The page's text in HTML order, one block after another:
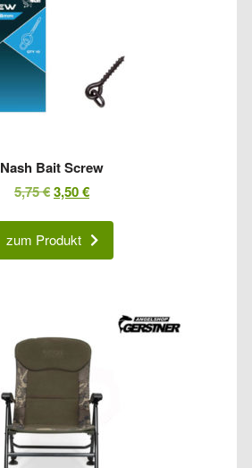
Nash Bait Screw
5,75€Ursprünglicher
5,75 €
3,50€Aktueller
3,50 €.
zum Produkt